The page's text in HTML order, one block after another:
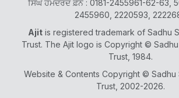
ਸਿੰਘ ਹਮਦਰਦ ਫ਼ੋਨ : 0181-2455961-62-63,
2455960, 2220593,
Ajit is registered trademark of Sadhu
Trust. The Ajit logo is Copyright ©
Trust, 1984.
Website & Contents Copyright © Sadhu
Trust, 2002-2026.